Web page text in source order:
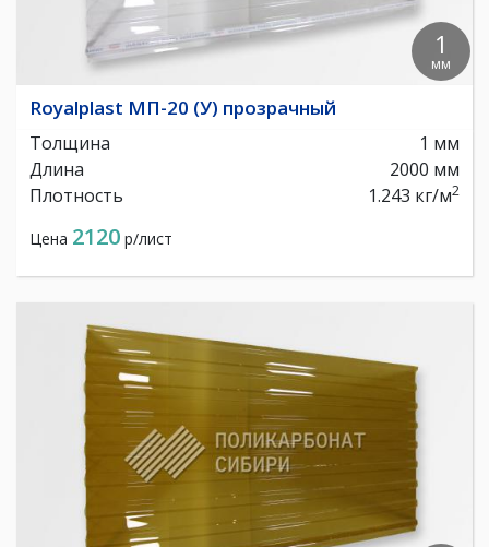
1
мм
Royalplast МП-20 (У) прозрачный
Толщина
1 мм
Длина
2000 мм
Плотность
1.243 кг/м2
Цена 2120 р/лист